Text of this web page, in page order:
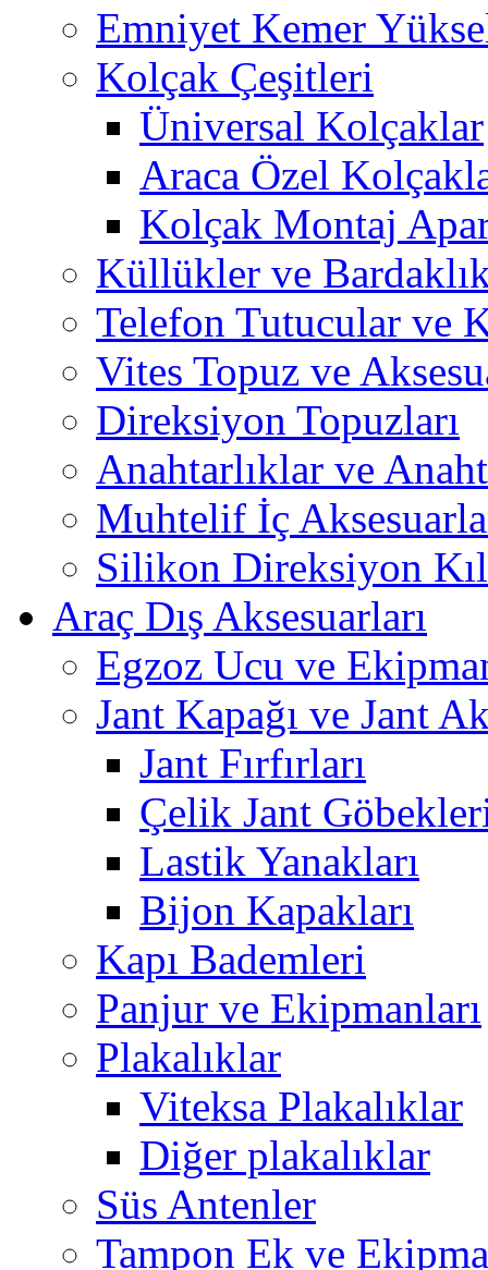
Emniyet Kemer
Kolçak Çeşitleri
Üniversal Kolçaklar
Araca Özel
Kolçak Montaj
Küllükler ve
Telefon Tutucular ve
Vites Topuz ve
Direksiyon Topuzları
Anahtarlıklar ve
Muhtelif İç
Silikon Direksiyon
Araç Dış Aksesuarları
Egzoz Ucu ve
Jant Kapağı ve Jant
Jant Fırfırları
Çelik Jant
Lastik Yanakları
Bijon Kapakları
Kapı Bademleri
Panjur ve Ekipmanları
Plakalıklar
Viteksa Plakalıklar
Diğer plakalıklar
Süs Antenler
Tampon Ek ve